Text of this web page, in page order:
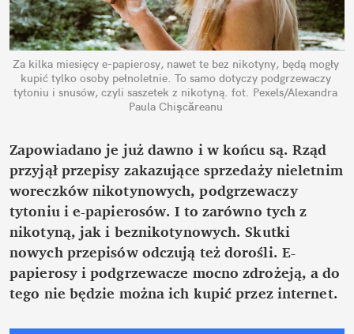
Za kilka miesięcy e-papierosy, nawet te bez nikotyny, będą mogły
kupić tylko osoby pełnoletnie. To samo dotyczy podgrzewaczy
tytoniu i snusów, czyli saszetek z nikotyną. fot. Pexels/Alexandra
Paula Chişcăreanu
Zapowiadano je już dawno i w końcu są. Rząd
przyjął przepisy zakazujące sprzedaży nieletnim
woreczków nikotynowych, podgrzewaczy
tytoniu i e-papierosów. I to zarówno tych z
nikotyną, jak i beznikotynowych. Skutki
nowych przepisów odczują też dorośli. E-
papierosy i podgrzewacze mocno zdrożeją, a do
tego nie będzie można ich kupić przez internet.